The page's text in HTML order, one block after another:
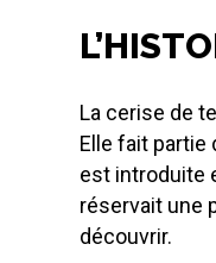
La cerise de
Elle fait partie
est introduite
réservait une
découvrir.